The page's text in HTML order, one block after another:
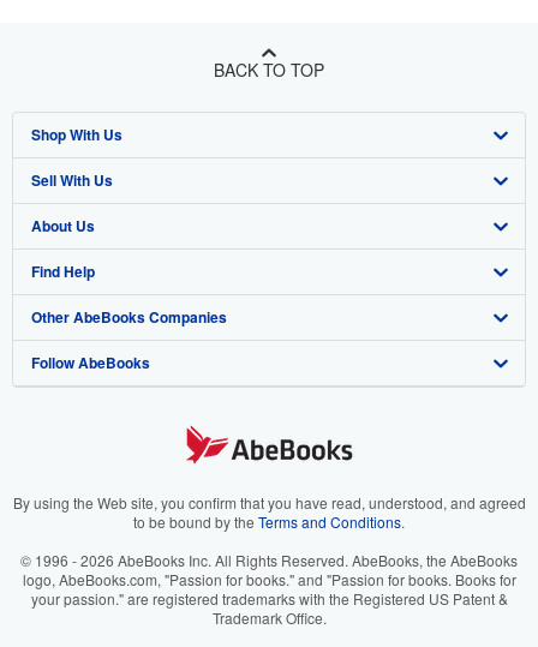
BACK TO TOP
Shop With Us
Advanced Search
Browse Collections
My Account
My Orders
View Basket
Sell With Us
Start Selling
Join Our Affiliate Program
Book Buyback
Refer a seller
About Us
About AbeBooks
Media
Careers
Your Ads Privacy Choices
Accessibility
Find Help
Help
Customer Support
Other AbeBooks Companies
AbeBooks.co.uk
AbeBooks.it
AbeBooks.ca
Follow AbeBooks
By using the Web site, you confirm that you have read, understood, and agreed
to be bound by the Terms and Conditions.
© 1996 - 2026 AbeBooks Inc. All Rights Reserved. AbeBooks, the AbeBooks
logo, AbeBooks.com, "Passion for books." and "Passion for books. Books for
your passion." are registered trademarks with the Registered US Patent &
Trademark Office.